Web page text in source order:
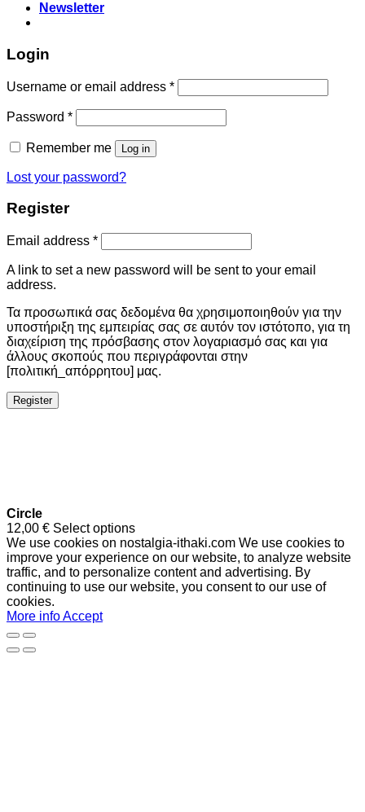
Newsletter
Login
Username or email address *
Password *
Remember me Log in
Lost your password?
Register
Email address *
A link to set a new password will be sent to your email
address.
Τα προσωπικά σας δεδομένα θα χρησιμοποιηθούν για την
υποστήριξη της εμπειρίας σας σε αυτόν τον ιστότοπο, για τη
διαχείριση της πρόσβασης στον λογαριασμό σας και για
άλλους σκοπούς που περιγράφονται στην
[πολιτική_απόρρητου] μας.
Register
Circle
12,00 € Select options
We use cookies on nostalgia-ithaki.com We use cookies to
improve your experience on our website, to analyze website
traffic, and to personalize content and advertising. By
continuing to use our website, you consent to our use of
cookies.
More infoAccept